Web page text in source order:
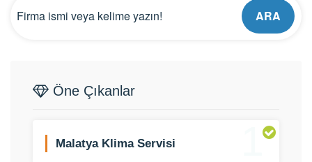
ARA
Öne Çıkanlar
1
Malatya Klima Servisi